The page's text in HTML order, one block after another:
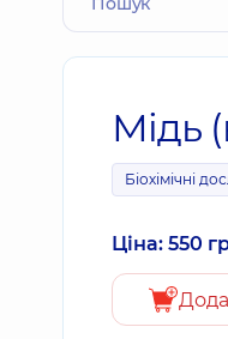
Мідь
Біохімічні
Ціна: 550